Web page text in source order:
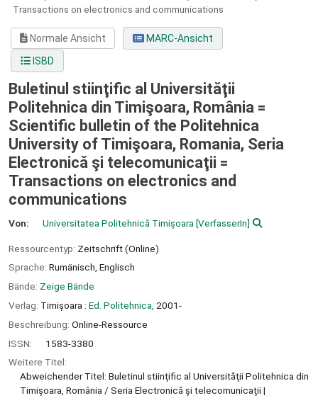
Transactions on electronics and communications
Normale Ansicht
MARC-Ansicht
ISBD
Buletinul stiinţific al Universităţii
Politehnica din Timişoara, România =
Scientific bulletin of the Politehnica
University of Timişoara, Romania, Seria
Electronică şi telecomunicaţii =
Transactions on electronics and
communications
Von: Universitatea Politehnică Timişoara [VerfasserIn]
Ressourcentyp: Zeitschrift (Online)
Sprache: Rumänisch, Englisch
Bände: Zeige Bände
Verlag: Timişoara : Ed. Politehnica, 2001-
Beschreibung: Online-Ressource
ISSN:
1583-3380
Weitere Titel:
Abweichender Titel: Buletinul stiinţific al Universităţii Politehnica din
Timişoara, România / Seria Electronică şi telecomunicaţii